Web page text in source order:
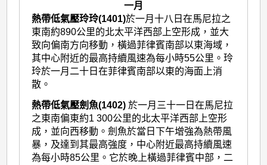
一月
熱帶低氣壓玲玲(1401)於一月十八日在馬尼拉之
東南約890公里的北太平洋西部上空形成，並大
致向偏南方向移動，橫過菲律賓南部以東海域，
其中心附近的最高持續風速為每小時55公里。玲
玲於一月二十日在菲律賓南部以東的海面上消
散。
熱帶低氣壓劍魚(1402) 於一月三十一日在馬尼拉
之東南偏東約1 300公里的北太平洋西部上空形
成，並向西移動。劍魚於當日下午增強為熱帶風
暴，及達到其最高強度，中心附近最高持續風速
為每小時85公里。它於晚上橫過菲律賓中部，二